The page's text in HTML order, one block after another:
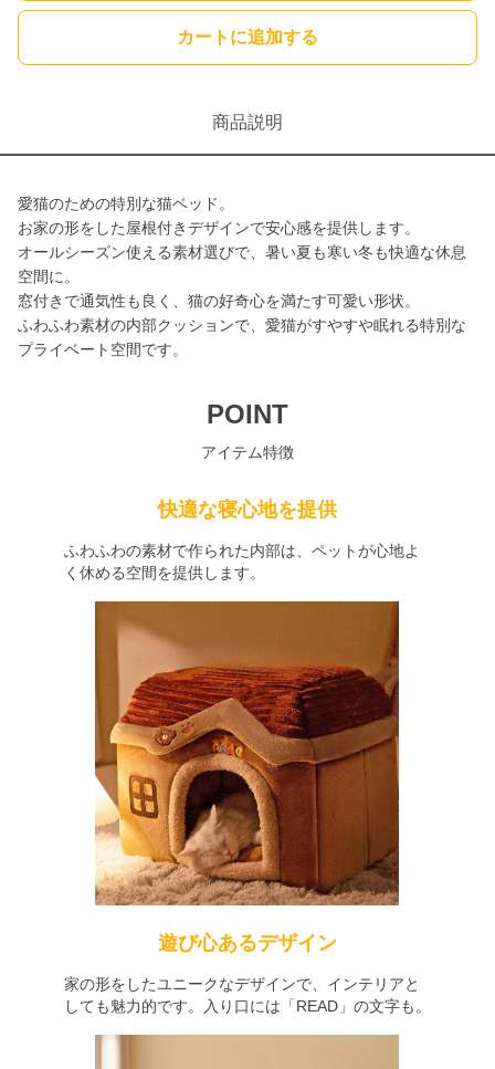
カートに追加する
商品説明
愛猫のための特別な猫ベッド。
お家の形をした屋根付きデザインで安心感を提供します。
オールシーズン使える素材選びで、暑い夏も寒い冬も快適な休息
空間に。
窓付きで通気性も良く、猫の好奇心を満たす可愛い形状。
ふわふわ素材の内部クッションで、愛猫がすやすや眠れる特別な
プライベート空間です。
POINT
アイテム特徴
快適な寝心地を提供
ふわふわの素材で作られた内部は、ペットが心地よ
く休める空間を提供します。
遊び心あるデザイン
家の形をしたユニークなデザインで、インテリアと
しても魅力的です。入り口には「READ」の文字も。